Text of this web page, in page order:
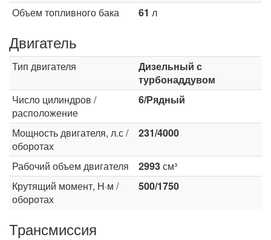
Объем топливного бака
61 л
Двигатель
Тип двигателя
Дизельный с
турбонаддувом
Число цилиндров /
расположение
6/Рядный
Мощность двигателя, л.с /
оборотах
231/4000
Рабочий объем двигателя 2993см³
Крутящий момент, Н·м /
оборотах
500/1750
Трансмиссия